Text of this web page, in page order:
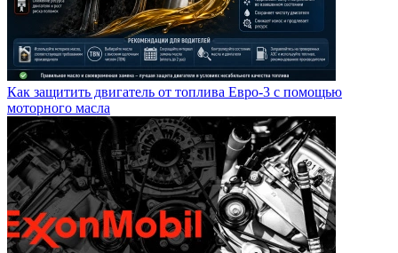
Как защитить двигатель от топлива Евро-3 с помощью
моторного масла